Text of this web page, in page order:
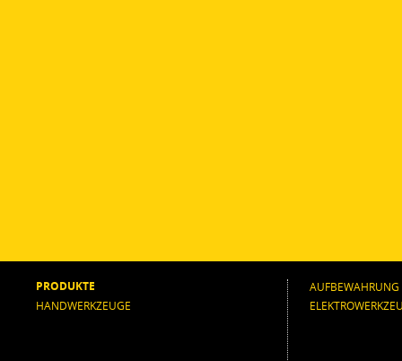
PRODUKTE
HANDWERKZEUGE
AUFBEWAHRUNG